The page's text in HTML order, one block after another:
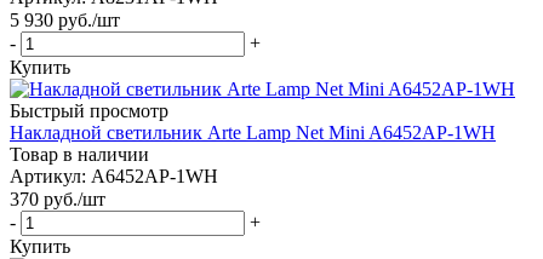
5 930 руб./шт
-
+
Купить
Быстрый просмотр
Накладной светильник Arte Lamp Net Mini A6452AP-1WH
Товар в наличии
Артикул: A6452AP-1WH
370 руб./шт
-
+
Купить